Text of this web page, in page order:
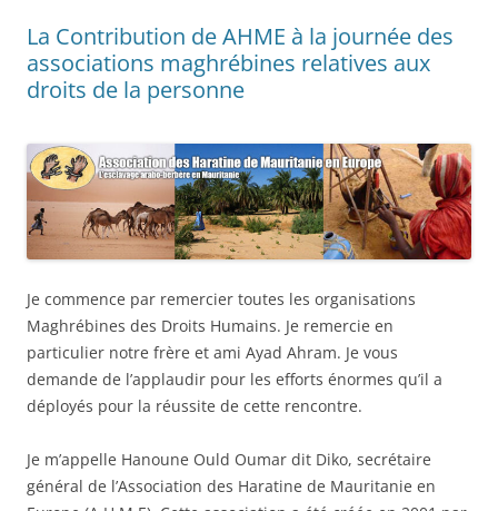
La Contribution de AHME à la journée des
associations maghrébines relatives aux
droits de la personne
Je commence par remercier toutes les organisations
Maghrébines des Droits Humains. Je remercie en
particulier notre frère et ami Ayad Ahram. Je vous
demande de l’applaudir pour les efforts énormes qu’il a
déployés pour la réussite de cette rencontre.
Je m’appelle Hanoune Ould Oumar dit Diko, secrétaire
général de l’Association des Haratine de Mauritanie en